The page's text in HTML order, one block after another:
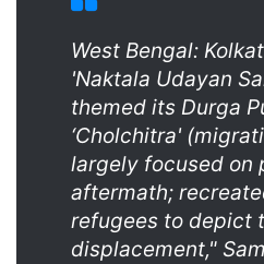
West Bengal:
'Naktala Udayan
themed its Durga
‘Cholchitra'
largely focused on
aftermath;
refugees to depict
displacement,"